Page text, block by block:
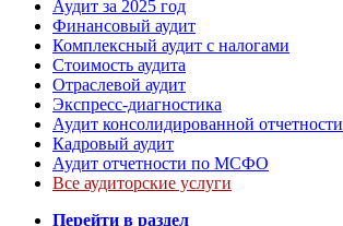
Аудит за 2025 год
Финансовый аудит
Комплексный аудит с налогами
Стоимость аудита
Отраслевой аудит
Экспресс-диагностика
Аудит консолидированной отчетности
Кадровый аудит
Аудит отчетности по МСФО
Все аудиторские услуги
Перейти в раздел